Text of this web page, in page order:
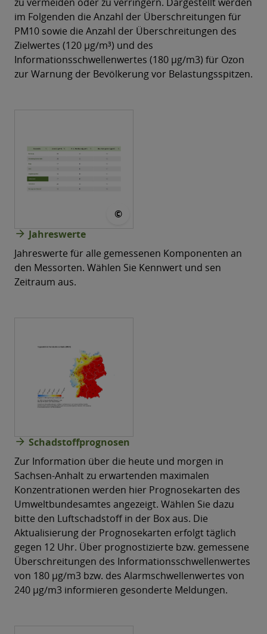
im Folgenden die Anzahl der Überschreitungen für
PM10 sowie die Anzahl der Überschreitungen des
Zielwertes (120 µg/m³) und des
Informationsschwellenwertes (180 µg/m3) für Ozon
zur Warnung der Bevölkerung vor Belastungsspitzen.
©
arrow_forward Jahreswerte
Jahreswerte für alle gemessenen Komponenten an
den Messorten. Wählen Sie Kennwert und sen
Zeitraum aus.
arrow_forward Schadstoffprognosen
Zur Information über die heute und morgen in
Sachsen-Anhalt zu erwartenden maximalen
Konzentrationen werden hier Prognosekarten des
Umweltbundesamtes angezeigt. Wählen Sie dazu
bitte den Luftschadstoff in der Box aus. Die
Aktualisierung der Prognosekarten erfolgt täglich
gegen 12 Uhr. Über prognostizierte bzw. gemessene
Überschreitungen des Informationsschwellenwertes
von 180 µg/m3 bzw. des Alarmschwellenwertes von
240 µg/m3 informieren gesonderte Meldungen.